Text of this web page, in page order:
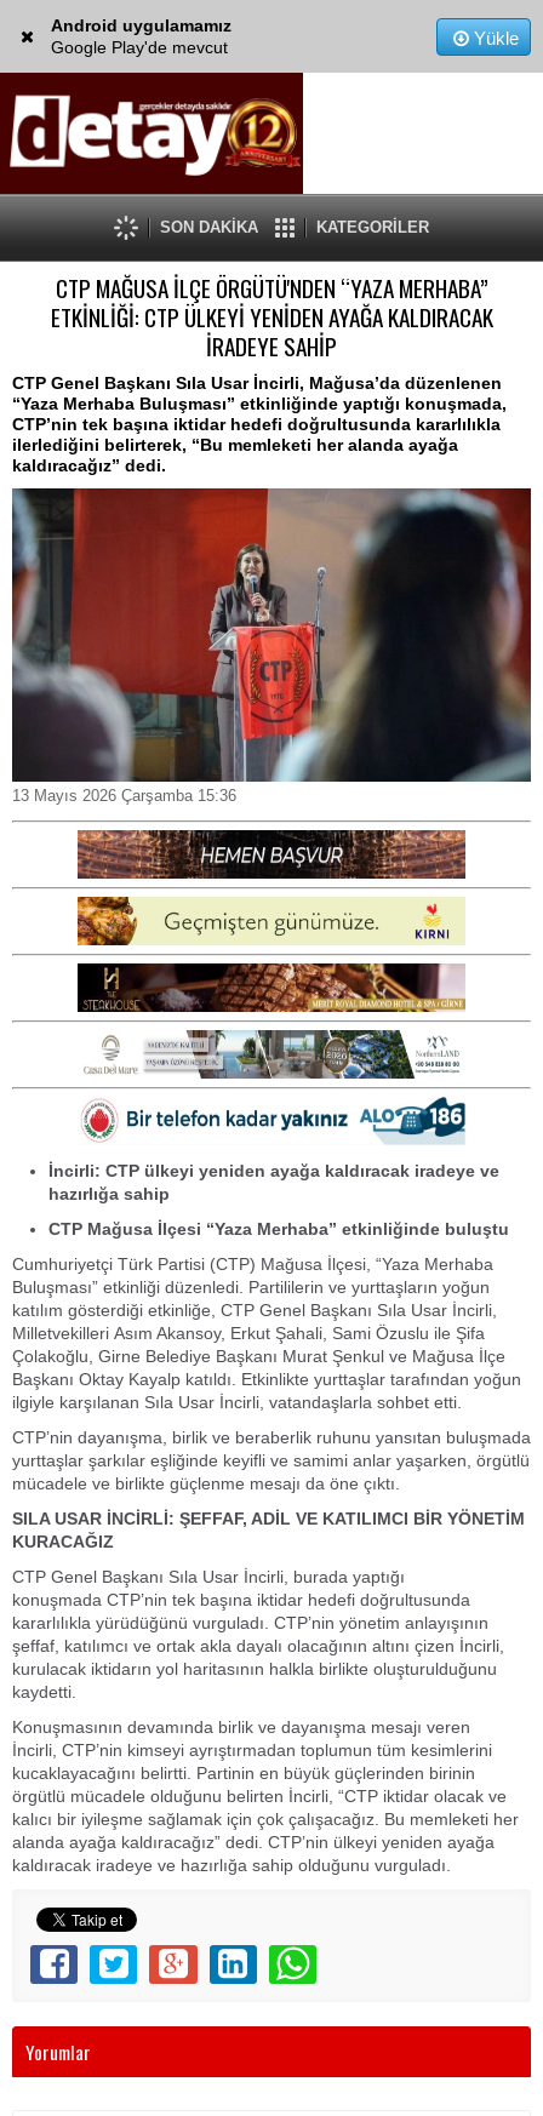
Android uygulamamız
Google Play'de mevcut
Yükle
SON DAKİKA KATEGORİLER
CTP MAĞUSA İLÇE ÖRGÜTÜ'NDEN “YAZA MERHABA”
ETKİNLİĞİ: CTP ÜLKEYİ YENİDEN AYAĞA KALDIRACAK
İRADEYE SAHİP
CTP Genel Başkanı Sıla Usar İncirli, Mağusa’da düzenlenen
“Yaza Merhaba Buluşması” etkinliğinde yaptığı konuşmada,
CTP’nin tek başına iktidar hedefi doğrultusunda kararlılıkla
ilerlediğini belirterek, “Bu memleketi her alanda ayağa
kaldıracağız” dedi.
13 Mayıs 2026 Çarşamba 15:36
İncirli: CTP ülkeyi yeniden ayağa kaldıracak iradeye ve
hazırlığa sahip
CTP Mağusa İlçesi “Yaza Merhaba” etkinliğinde buluştu
Cumhuriyetçi Türk Partisi (CTP) Mağusa İlçesi, “Yaza Merhaba
Buluşması” etkinliği düzenledi. Partililerin ve yurttaşların yoğun
katılım gösterdiği etkinliğe, CTP Genel Başkanı Sıla Usar İncirli,
Milletvekilleri Asım Akansoy, Erkut Şahali, Sami Özuslu ile Şifa
Çolakoğlu, Girne Belediye Başkanı Murat Şenkul ve Mağusa İlçe
Başkanı Oktay Kayalp katıldı. Etkinlikte yurttaşlar tarafından yoğun
ilgiyle karşılanan Sıla Usar İncirli, vatandaşlarla sohbet etti.
CTP’nin dayanışma, birlik ve beraberlik ruhunu yansıtan buluşmada
yurttaşlar şarkılar eşliğinde keyifli ve samimi anlar yaşarken, örgütlü
mücadele ve birlikte güçlenme mesajı da öne çıktı.
SILA USAR İNCİRLİ: ŞEFFAF, ADİL VE KATILIMCI BİR YÖNETİM
KURACAĞIZ
CTP Genel Başkanı Sıla Usar İncirli, burada yaptığı
konuşmada CTP’nin tek başına iktidar hedefi doğrultusunda
kararlılıkla yürüdüğünü vurguladı. CTP’nin yönetim anlayışının
şeffaf, katılımcı ve ortak akla dayalı olacağının altını çizen İncirli,
kurulacak iktidarın yol haritasının halkla birlikte oluşturulduğunu
kaydetti.
Konuşmasının devamında birlik ve dayanışma mesajı veren
İncirli, CTP’nin kimseyi ayrıştırmadan toplumun tüm kesimlerini
kucaklayacağını belirtti. Partinin en büyük güçlerinden birinin
örgütlü mücadele olduğunu belirten İncirli, “CTP iktidar olacak ve
kalıcı bir iyileşme sağlamak için çok çalışacağız. Bu memleketi her
alanda ayağa kaldıracağız” dedi. CTP’nin ülkeyi yeniden ayağa
kaldıracak iradeye ve hazırlığa sahip olduğunu vurguladı.
Yorumlar